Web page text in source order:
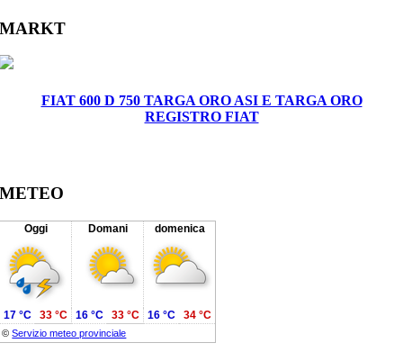
Facebook
Twitter
Reddit
LinkedIn
WhatsApp
Tumblr
Pinterest
Vk
Xing
Email
MARKT
FIAT 600 D 750 TARGA ORO ASI E TARGA ORO
REGISTRO FIAT
METEO
Oggi Domani domenica
©Servizio meteo provinciale
17 °C 33 °C 16 °C 33 °C 16 °C 34 °C